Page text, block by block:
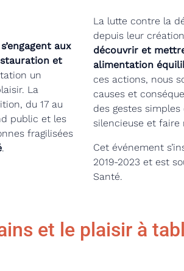
aux
et
un
La
du 17 au
public et les
fragilisées
.
La lutte contre la
depuis leur
découvrir et
alimentation
ces actions, nous
causes et
des gestes
silencieuse et faire
Cet événement
2019-2023 et est
Santé.
et le plaisir à